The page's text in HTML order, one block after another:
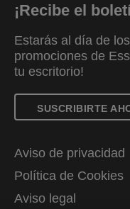
¡Recibe el
Estarás al día de
promociones de
tu escritorio!
SUSCRIBIRTE
Aviso de privacidad
Política de Cookies
Aviso legal